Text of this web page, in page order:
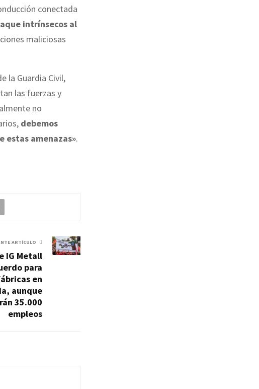
conectada
intrínsecos al
maliciosas
la Guardia Civil,
las fuerzas y
no
debemos
estas amenazas».
ARTÍCULO
IG Metall
para
en
aunque
35.000
empleos